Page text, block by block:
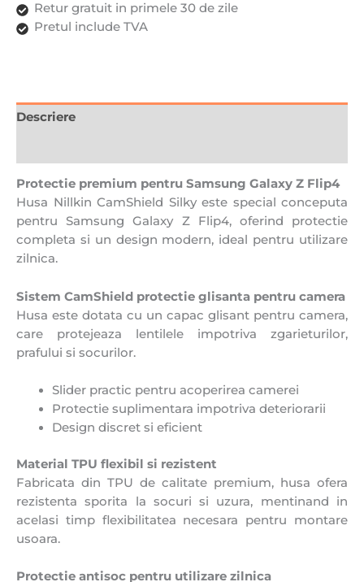
Retur gratuit in primele 30 de zile
Pretul include TVA
Descriere
Protectie premium pentru Samsung Galaxy Z Flip4
Husa Nillkin CamShield Silky este special conceputa
pentru Samsung Galaxy Z Flip4, oferind protectie
completa si un design modern, ideal pentru utilizare
zilnica.
Sistem CamShield protectie glisanta pentru camera
Husa este dotata cu un capac glisant pentru camera,
care protejeaza lentilele impotriva zgarieturilor,
prafului si socurilor.
Slider practic pentru acoperirea camerei
Protectie suplimentara impotriva deteriorarii
Design discret si eficient
Material TPU flexibil si rezistent
Fabricata din TPU de calitate premium, husa ofera
rezistenta sporita la socuri si uzura, mentinand in
acelasi timp flexibilitatea necesara pentru montare
usoara.
Protectie antisoc pentru utilizare zilnica